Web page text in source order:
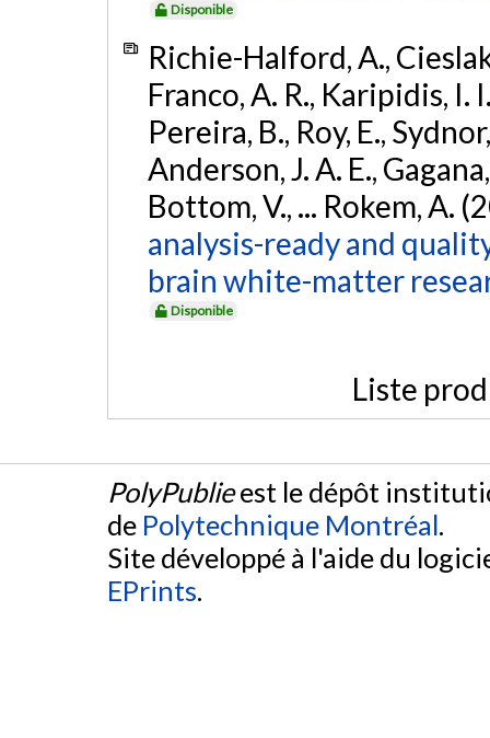
Disponible
Richie-Halford, A.,
Franco, A. R., Karipidis, I.
Pereira, B., Roy, E.,
Anderson, J. A. E.,
Bottom, V., ... Rokem, A.
analysis-ready and
brain white-matter
Disponible
Liste
PolyPublieest le dépôt
de Polytechnique Montréal.
Site développé à l'aide du
EPrints.